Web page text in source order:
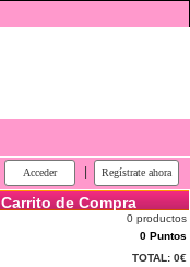
Carrito de Compra
0 productos
0 Puntos
TOTAL: 0€